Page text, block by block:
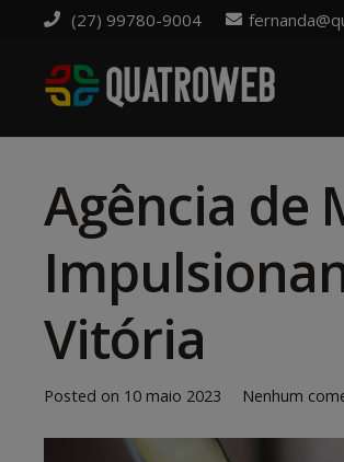
(27) 99780-9004
Agência de
Vitória
Posted on 10 maio 2023 Nenhum